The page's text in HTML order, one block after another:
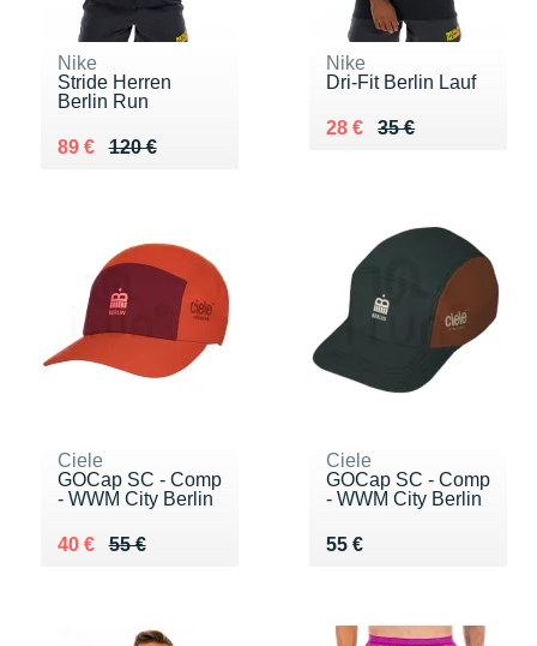
Nike
Stride Herren
Berlin Run
120 €
Au lieu de 120 €
89 €
Vendu 89 €
Nike
Dri-Fit Berlin Lauf
35 €
Au lieu de 35 €
28 €
Vendu 28 €
Ciele
GOCap SC - Comp
- WWM City Berlin
55 €
Au lieu de 55 €
40 €
Vendu 40 €
Ciele
GOCap SC - Comp
- WWM City Berlin
55 €
Vendu 55 €